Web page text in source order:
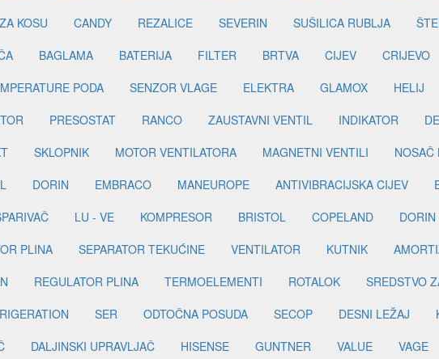
KOSU CANDY REZALICE SEVERIN SUŠILICA RUBLJA
BAGLAMA BATERIJA FILTER BRTVA CIJEV CRIJEVO
PODA SENZOR VLAGE ELEKTRA GLAMOX HELIJ
PRESOSTAT RANCO ZAUSTAVNI VENTIL INDIKATOR
SKLOPNIK MOTOR VENTILATORA MAGNETNI VENTILI
NOSAČ
DORIN EMBRACO MANEUROPE ANTIVIBRACIJSKA CIJEV
LU - VE KOMPRESOR BRISTOL COPELAND DORIN
PLINA SEPARATOR TEKUĆINE VENTILATOR KUTNIK
REGULATOR PLINA TERMOELEMENTI ROTALOK
SREDSTVO
SER ODTOČNA POSUDA SECOP DESNI LEŽAJ
DALJINSKI UPRAVLJAČ HISENSE GUNTNER VALUE VAGE